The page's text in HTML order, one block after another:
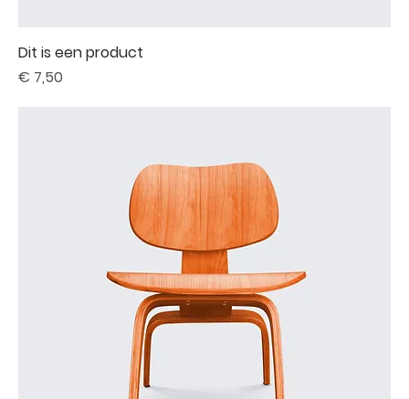
Dit is een product
Prijs
€ 7,50